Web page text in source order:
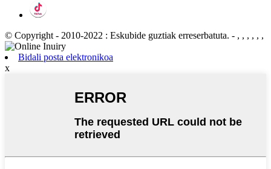
© Copyright - 2010-2022 : Eskubide guztiak erreserbatuta. - , , , , , ,
Bidali posta elektronikoa
x